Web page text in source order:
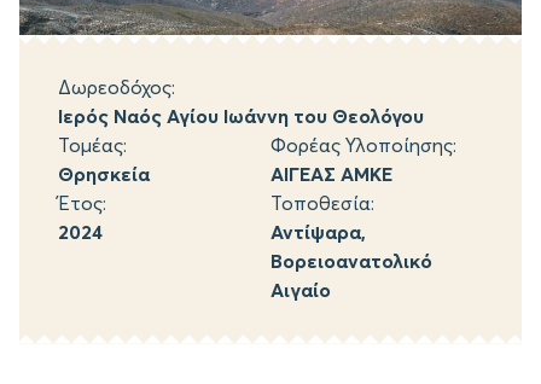
Δωρεοδόχος:
Ιερός Ναός Αγίου Ιωάννη του Θεολόγου
Τομέας:
Θρησκεία
Φορέας Υλοποίησης:
ΑΙΓΕΑΣ ΑΜΚΕ
Έτος:
2024
Τοποθεσία:
Αντίψαρα,
Βορειοανατολικό
Αιγαίο